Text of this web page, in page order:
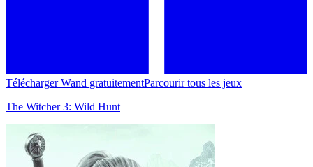
Télécharger Wand gratuitementParcourir tous les jeux
The Witcher 3: Wild Hunt